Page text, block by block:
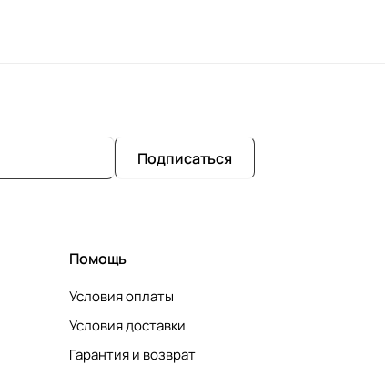
Подписаться
Помощь
Условия оплаты
Условия доставки
Гарантия и возврат